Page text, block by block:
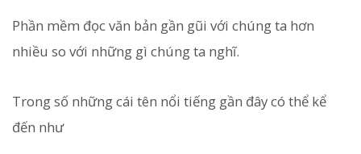
Phần mềm đọc văn bản gần gũi với chúng ta hơn
nhiều so với những gì chúng ta nghĩ.
Trong số những cái tên nổi tiếng gần đây có thể kể
đến như